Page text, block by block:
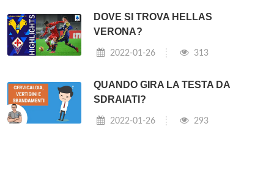
DOVE SI TROVA HELLAS
VERONA?
2022-01-26 313
QUANDO GIRA LA TESTA DA
SDRAIATI?
2022-01-26 293